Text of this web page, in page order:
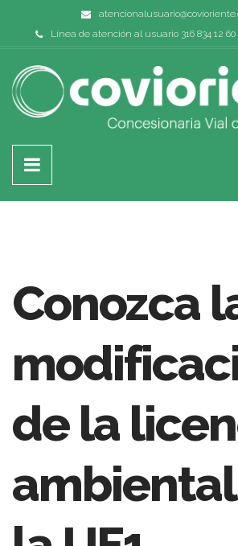
Línea de atención al usuario 316 834 12 60
Conozca
de la